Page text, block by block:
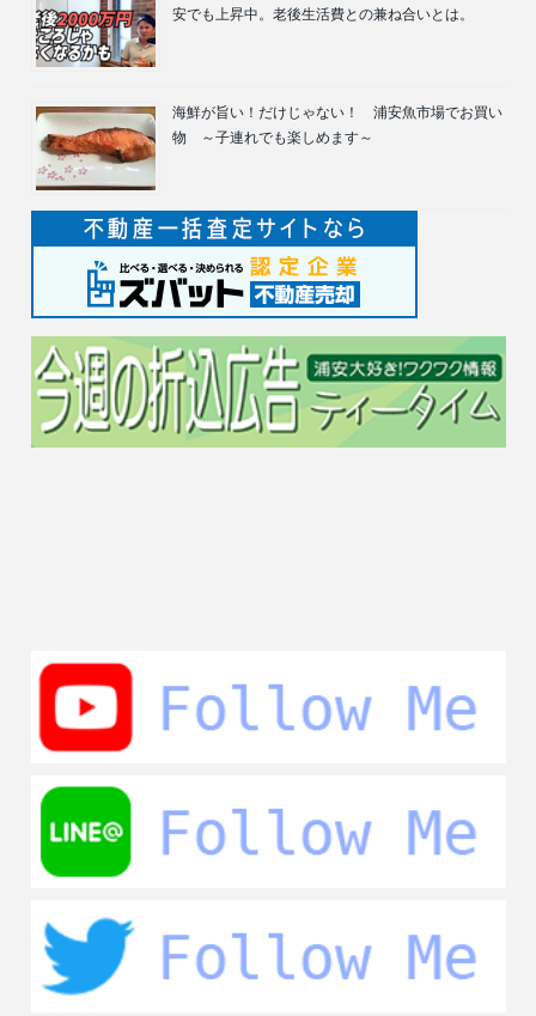
安でも上昇中。老後生活費との兼ね合いとは。
海鮮が旨い！だけじゃない！ 浦安魚市場でお買い
物 ～子連れでも楽しめます～